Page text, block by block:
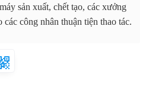
sản xuất, chết tạo, các xưởng
công nhân thuận tiện thao tác.